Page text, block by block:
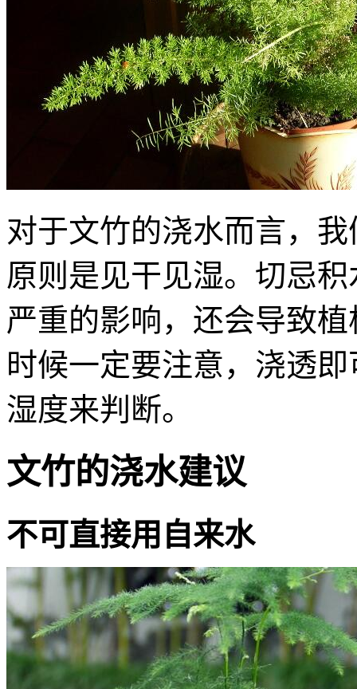
对于文竹的浇水而言，
原则是见干见湿。切忌
严重的影响，还会导致
时候一定要注意，浇透
湿度来判断。
文竹的浇水建议
不可直接用自来水